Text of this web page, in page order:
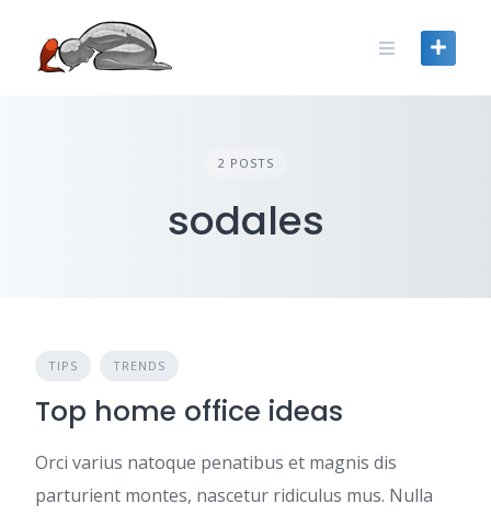
content
2 POSTS
sodales
TIPS TRENDS
Top home office ideas
Orci varius natoque penatibus et magnis dis
parturient montes, nascetur ridiculus mus. Nulla